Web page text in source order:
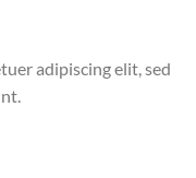
adipiscing elit, sed